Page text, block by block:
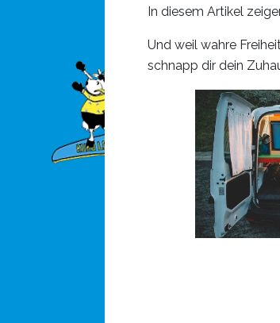
In diesem Artikel
Und weil wahre
schnapp dir dein